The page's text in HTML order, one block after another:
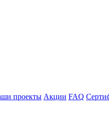
проекты Акции FAQ